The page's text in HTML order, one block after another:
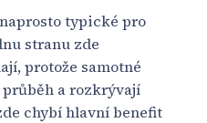
typické pro
stranu zde
protože samotné
a rozkrývají
chybí hlavní benefit